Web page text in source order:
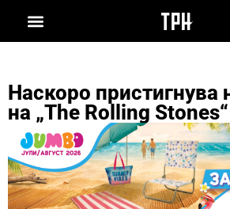
Наскоро пристигнува
на „The Rolling Stones“